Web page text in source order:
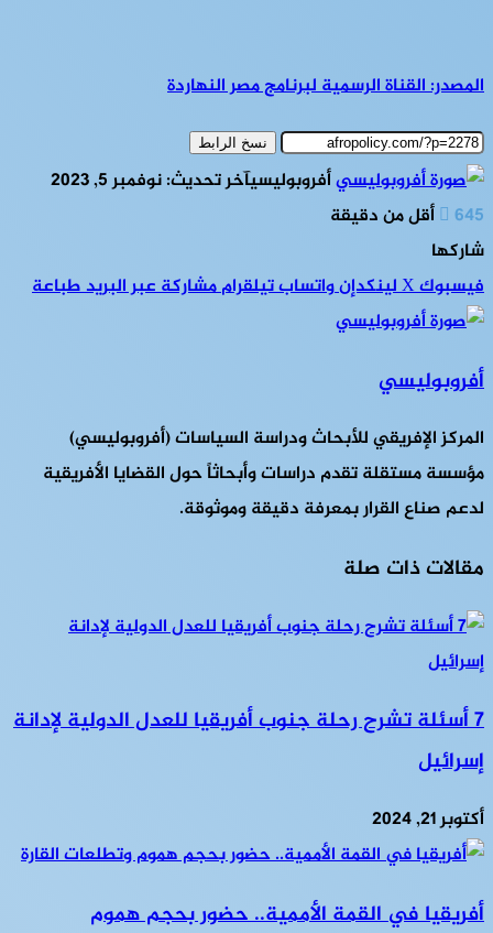
المصدر: القناة الرسمية لبرنامج مصر النهاردة
نسخ الرابط
أفروبوليسيآخر تحديث: نوفمبر 5, 2023
645
أقل من دقيقة
شاركها
فيسبوك‫Xلينكدإنواتسابتيلقراممشاركة عبر البريدطباعة
أفروبوليسي
المركز الإفريقي للأبحاث ودراسة السياسات (أفروبوليسي)
مؤسسة مستقلة تقدم دراسات وأبحاثاً حول القضايا الأفريقية
لدعم صناع القرار بمعرفة دقيقة وموثوقة.
مقالات ذات صلة
7 أسئلة تشرح رحلة جنوب أفريقيا للعدل الدولية لإدانة
إسرائيل
أكتوبر 21, 2024
أفريقيا في القمة الأممية.. حضور بحجم هموم